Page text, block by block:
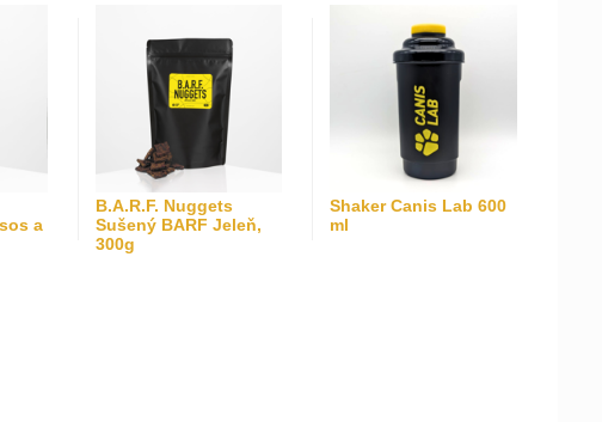
a
B.A.R.F. Nuggets
Sušený BARF Jeleň,
300g
Shaker Canis Lab 600
ml